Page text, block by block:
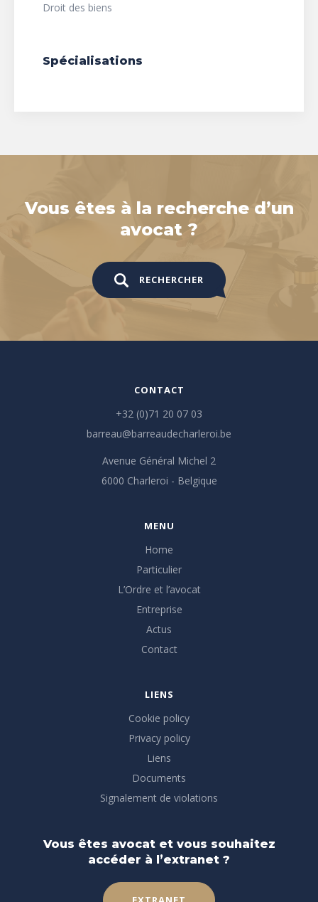
Droit des biens
Spécialisations
Vous êtes à la recherche d’un
avocat ?
RECHERCHER
CONTACT
+32 (0)71 20 07 03
barreau@barreaudecharleroi.be
Avenue Général Michel 2
6000 Charleroi - Belgique
MENU
Home
Particulier
L’Ordre et l’avocat
Entreprise
Actus
Contact
LIENS
Cookie policy
Privacy policy
Liens
Documents
Signalement de violations
Vous êtes avocat et vous souhaitez
accéder à l’extranet ?